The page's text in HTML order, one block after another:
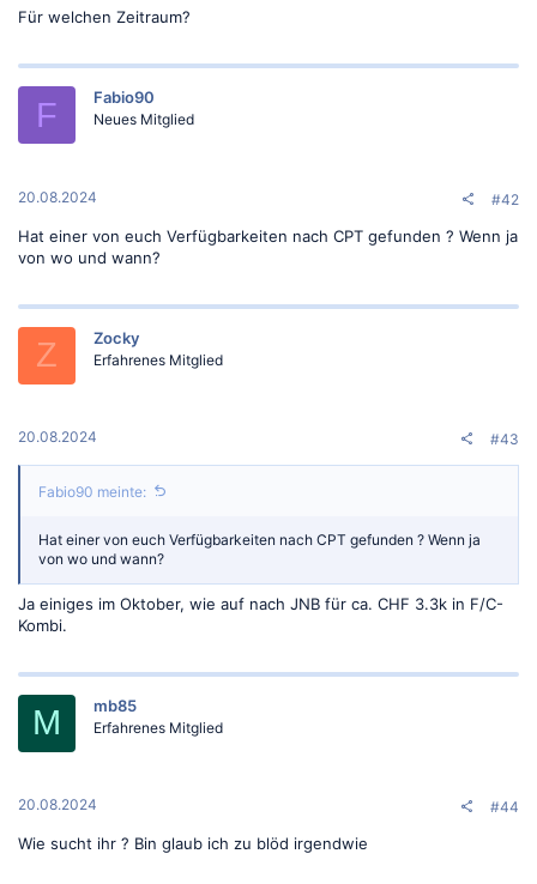
Für welchen Zeitraum?
F Fabio90
Neues Mitglied
20.08.2024 #42
Hat einer von euch Verfügbarkeiten nach CPT gefunden ? Wenn ja
von wo und wann?
Z Zocky
Erfahrenes Mitglied
20.08.2024 #43
Fabio90 meinte:
Hat einer von euch Verfügbarkeiten nach CPT gefunden ? Wenn ja
von wo und wann?
Ja einiges im Oktober, wie auf nach JNB für ca. CHF 3.3k in F/C-
Kombi.
M mb85
Erfahrenes Mitglied
20.08.2024 #44
Wie sucht ihr ? Bin glaub ich zu blöd irgendwie